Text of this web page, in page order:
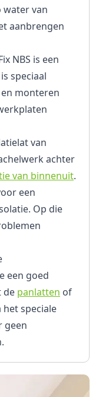
van
aanbrengen
NBS is een
speciaal
monteren
van
achter
van binnenuit.
een
Op die
een goed
de panlatten of
speciale
geen